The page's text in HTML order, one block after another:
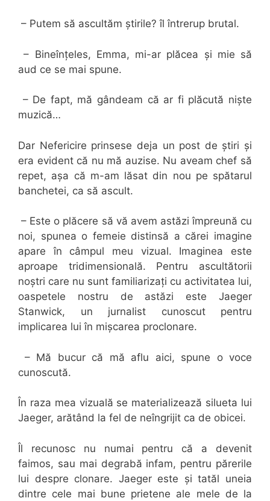
– Putem să ascultăm știrile? îl întrerup brutal.
– Bineînțeles, Emma, mi-ar plăcea și mie să
aud ce se mai spune.
– De fapt, mă gândeam că ar fi plăcută niște
muzică…
Dar Nefericire prinsese deja un post de știri și
era evident că nu mă auzise. Nu aveam chef să
repet, așa că m-am lăsat din nou pe spătarul
banchetei, ca să ascult.
– Este o plăcere să vă avem astăzi împreună cu
noi, spunea o femeie distinsă a cărei imagine
apare în câmpul meu vizual. Imaginea este
aproape tridimensională. Pentru ascultătorii
noștri care nu sunt familiarizați cu activitatea lui,
oaspetele nostru de astăzi este Jaeger
Stanwick, un jurnalist cunoscut pentru
implicarea lui în mișcarea proclonare.
– Mă bucur că mă aflu aici, spune o voce
cunoscută.
În raza mea vizuală se materializează silueta lui
Jaeger, arătând la fel de neîngrijit ca de obicei.
Îl recunosc nu numai pentru că a devenit
faimos, sau mai degrabă infam, pentru părerile
lui despre clonare. Jaeger este și tatăl uneia
dintre cele mai bune prietene ale mele de la